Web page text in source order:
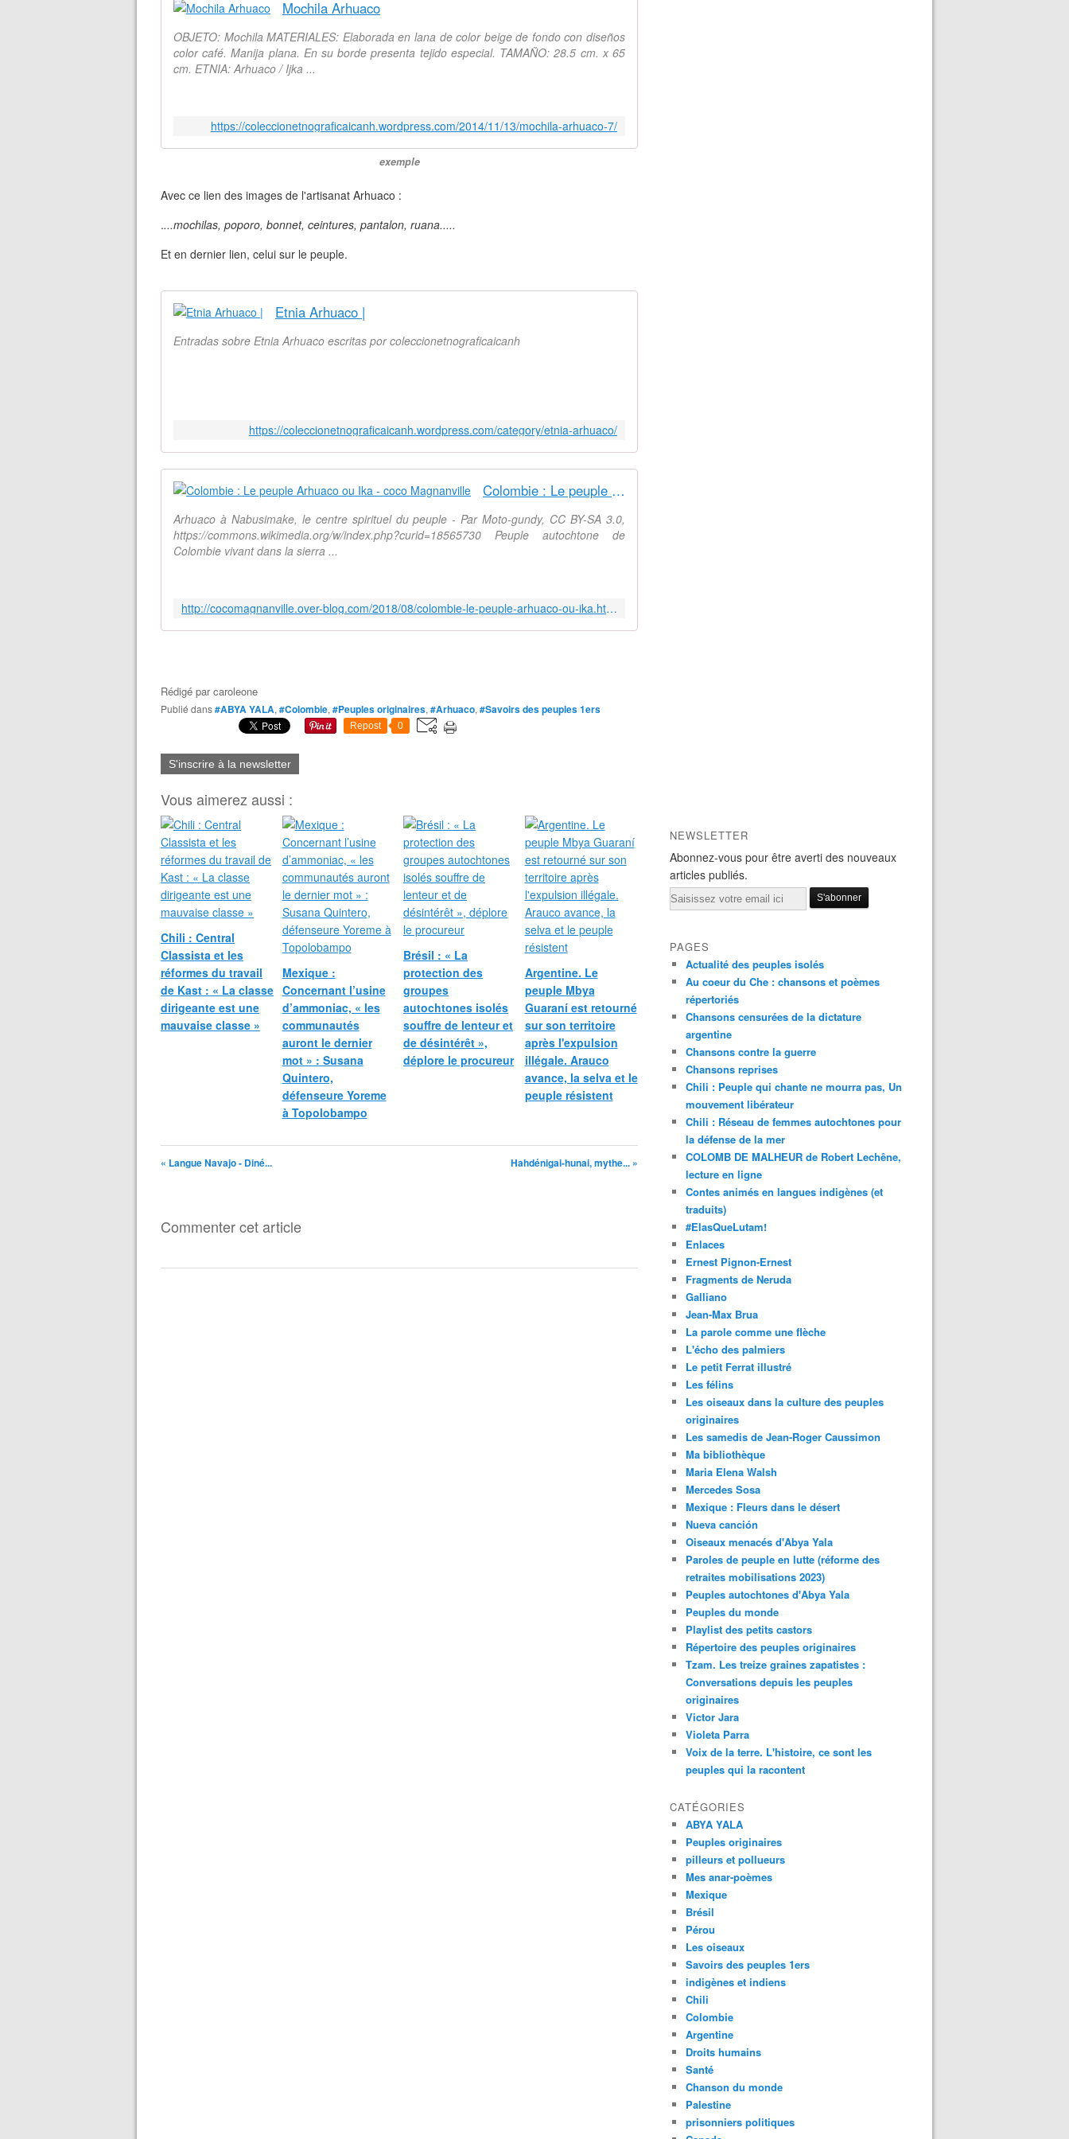
Mochila Arhuaco
OBJETO: Mochila MATERIALES: Elaborada en lana de color beige de fondo con diseños
color café. Manija plana. En su borde presenta tejido especial. TAMAÑO: 28.5 cm. x 65
cm. ETNIA: Arhuaco / Ijka ...
https://coleccionetnograficaicanh.wordpress.com/2014/11/13/mochila-arhuaco-7/
exemple
Avec ce lien des images de l'artisanat Arhuaco :
....mochilas, poporo, bonnet, ceintures, pantalon, ruana.....
Et en dernier lien, celui sur le peuple.
Etnia Arhuaco |
Entradas sobre Etnia Arhuaco escritas por coleccionetnograficaicanh
https://coleccionetnograficaicanh.wordpress.com/category/etnia-arhuaco/
Colombie : Le peuple Arhuaco ou Ika - coco Magnanville
Arhuaco à Nabusimake, le centre spirituel du peuple - Par Moto-gundy, CC BY-SA 3.0,
https://commons.wikimedia.org/w/index.php?curid=18565730 Peuple autochtone de
Colombie vivant dans la sierra ...
http://cocomagnanville.over-blog.com/2018/08/colombie-le-peuple-arhuaco-ou-ika.html
Rédigé parcaroleone
Publié dans#ABYA YALA, #Colombie, #Peuples originaires, #Arhuaco, #Savoirs des peuples 1ers
Repost 0
S'inscrire à la newsletter
Vous aimerez aussi :
Chili : Central
Classista et les
réformes du travail
de Kast : « La classe
dirigeante est une
mauvaise classe »
Mexique :
Concernant l’usine
d’ammoniac, « les
communautés
auront le dernier
mot » : Susana
Quintero,
défenseure Yoreme
à Topolobampo
Brésil : « La
protection des
groupes
autochtones isolés
souffre de lenteur et
de désintérêt »,
déplore le procureur
Argentine. Le
peuple Mbya
Guaraní est retourné
sur son territoire
après l'expulsion
illégale. Arauco
avance, la selva et le
peuple résistent
« Langue Navajo - Diné... Hahdénigai-hunai, mythe... »
Commenter cet article
NEWSLETTER
Abonnez-vous pour être averti des nouveaux
articles publiés.
Email
PAGES
Actualité des peuples isolés
Au coeur du Che : chansons et poèmes
répertoriés
Chansons censurées de la dictature
argentine
Chansons contre la guerre
Chansons reprises
Chili : Peuple qui chante ne mourra pas, Un
mouvement libérateur
Chili : Réseau de femmes autochtones pour
la défense de la mer
COLOMB DE MALHEUR de Robert Lechêne,
lecture en ligne
Contes animés en langues indigènes (et
traduits)
#ElasQueLutam!
Enlaces
Ernest Pignon-Ernest
Fragments de Neruda
Galliano
Jean-Max Brua
La parole comme une flèche
L'écho des palmiers
Le petit Ferrat illustré
Les félins
Les oiseaux dans la culture des peuples
originaires
Les samedis de Jean-Roger Caussimon
Ma bibliothèque
Maria Elena Walsh
Mercedes Sosa
Mexique : Fleurs dans le désert
Nueva canción
Oiseaux menacés d'Abya Yala
Paroles de peuple en lutte (réforme des
retraites mobilisations 2023)
Peuples autochtones d'Abya Yala
Peuples du monde
Playlist des petits castors
Répertoire des peuples originaires
Tzam. Les treize graines zapatistes :
Conversations depuis les peuples
originaires
Victor Jara
Violeta Parra
Voix de la terre. L'histoire, ce sont les
peuples qui la racontent
CATÉGORIES
ABYA YALA
Peuples originaires
pilleurs et pollueurs
Mes anar-poèmes
Mexique
Brésil
Pérou
Les oiseaux
Savoirs des peuples 1ers
indigènes et indiens
Chili
Colombie
Argentine
Droits humains
Santé
Chanson du monde
Palestine
prisonniers politiques